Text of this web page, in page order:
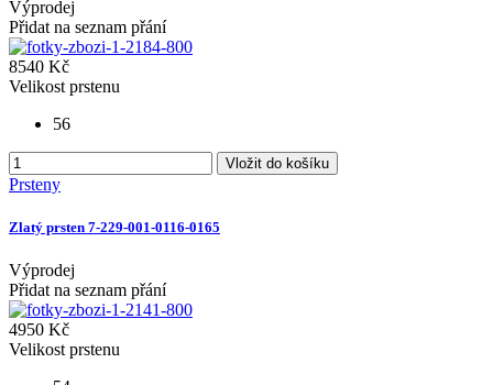
Výprodej
Přidat na seznam přání
8540 Kč
Velikost prstenu
56
Vložit do košíku
Prsteny
Zlatý prsten 7-229-001-0116-0165
Výprodej
Přidat na seznam přání
4950 Kč
Velikost prstenu